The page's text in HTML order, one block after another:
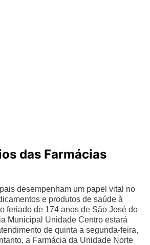
das Farmácias
desempenham um papel vital no
e produtos de saúde à
feriado de 174 anos de São José do
Municipal Unidade Centro estará
de quinta a segunda-feira,
a Farmácia da Unidade Norte